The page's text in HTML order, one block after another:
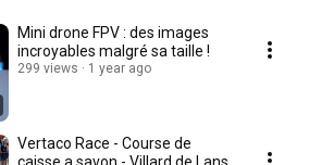
Mini drone FPV : des images
incroyables malgré sa taille !
299 views 1 year ago
Vertaco Race - Course de